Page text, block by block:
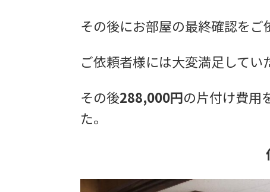
その後にお部屋の最終確認をご
ご依頼者様には大変満足してい
その後288,000円の片付け費用
た。